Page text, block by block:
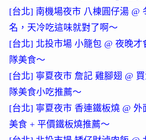
[台北] 南機場夜市 八棟圓仔湯 @
名，天冷吃這味就對了啊～
[台北] 北投市場 小籠包 @ 夜晚才
隊美食～
[台北] 寧夏夜市 詹記 雞腳翅 @
隊美食小吃推薦～
[台北] 寧夏夜市 香連鐵板燒 @ 外
美食 + 平價鐵板燒推薦～